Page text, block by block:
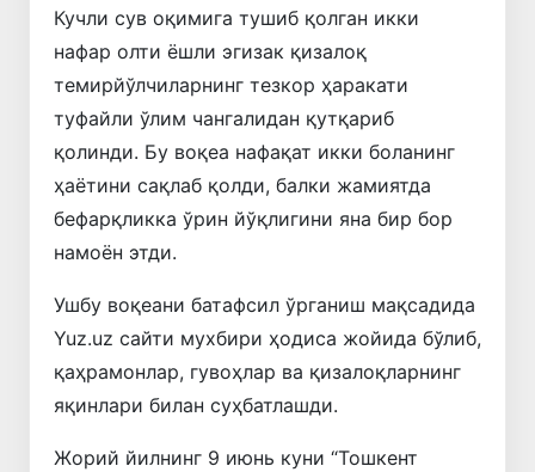
Кучли сув оқимига тушиб қолган икки
нафар олти ёшли эгизак қизалоқ
темирйўлчиларнинг тезкор ҳаракати
туфайли ўлим чангалидан қутқариб
қолинди. Бу воқеа нафақат икки боланинг
ҳаётини сақлаб қолди, балки жамиятда
бефарқликка ўрин йўқлигини яна бир бор
намоён этди.
Ушбу воқеани батафсил ўрганиш мақсадида
Yuz.uz сайти мухбири ҳодиса жойида бўлиб,
қаҳрамонлар, гувоҳлар ва қизалоқларнинг
яқинлари билан суҳбатлашди.
Жорий йилнинг 9 июнь куни “Тошкент